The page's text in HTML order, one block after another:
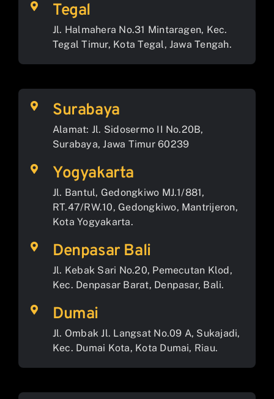
Tegal
Jl. Halmahera No.31 Mintaragen, Kec.
Tegal Timur, Kota Tegal, Jawa Tengah.
Surabaya
Alamat: Jl. Sidosermo II No.20B,
Surabaya, Jawa Timur 60239
Yogyakarta
Jl. Bantul, Gedongkiwo MJ.1/881,
RT.47/RW.10, Gedongkiwo, Mantrijeron,
Kota Yogyakarta.
Denpasar Bali
Jl. Kebak Sari No.20, Pemecutan Klod,
Kec. Denpasar Barat, Denpasar, Bali.
Dumai
Jl. Ombak Jl. Langsat No.09 A, Sukajadi,
Kec. Dumai Kota, Kota Dumai, Riau.